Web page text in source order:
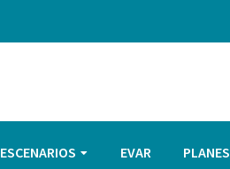
ESCENARIOS EVAR PLANES